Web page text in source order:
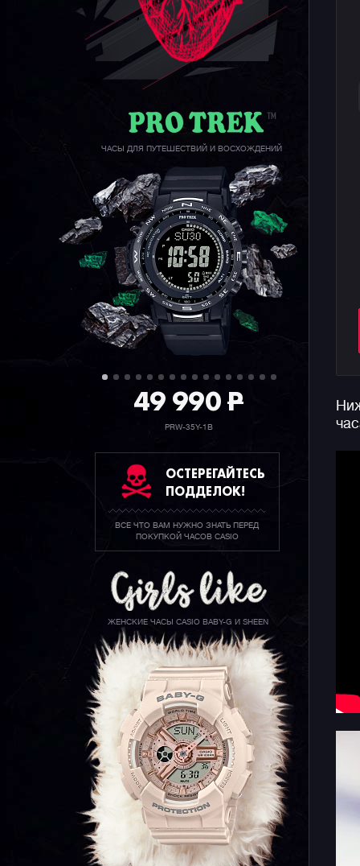
ЧАСЫ ДЛЯ ПУТЕШЕСТВИЙ И ВОСХОЖДЕНИЙ
49 990P
PRW-35Y-1B
ОСТЕРЕГАЙТЕСЬ
ПОДДЕЛОК!
ВСЕ ЧТО ВАМ НУЖНО ЗНАТЬ ПЕРЕД
ПОКУПКОЙ ЧАСОВ CASIO
ЖЕНСКИЕ ЧАСЫ CASIO BABY-G И SHEEN